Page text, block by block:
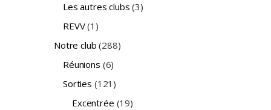
Les autres clubs (3)
REVV(1)
Notre club (288)
Réunions (6)
Sorties (121)
Excentrée (19)